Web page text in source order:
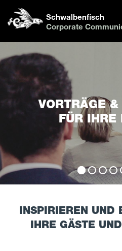
Schwalbenfisch
Corporate
INSPIRIEREN UND
IHRE GÄSTE
INSPIRIEREN UND
IHRE GÄSTE